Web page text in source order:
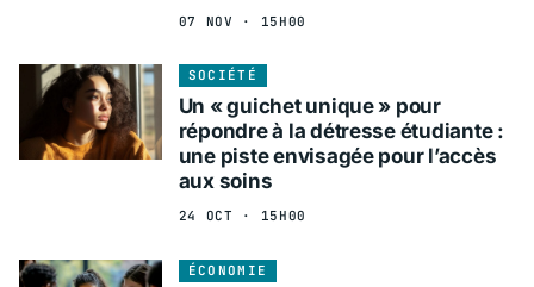
07 NOV · 15H00
SOCIÉTÉ
Un « guichet unique » pour
répondre à la détresse étudiante :
une piste envisagée pour l’accès
aux soins
24 OCT · 15H00
ÉCONOMIE